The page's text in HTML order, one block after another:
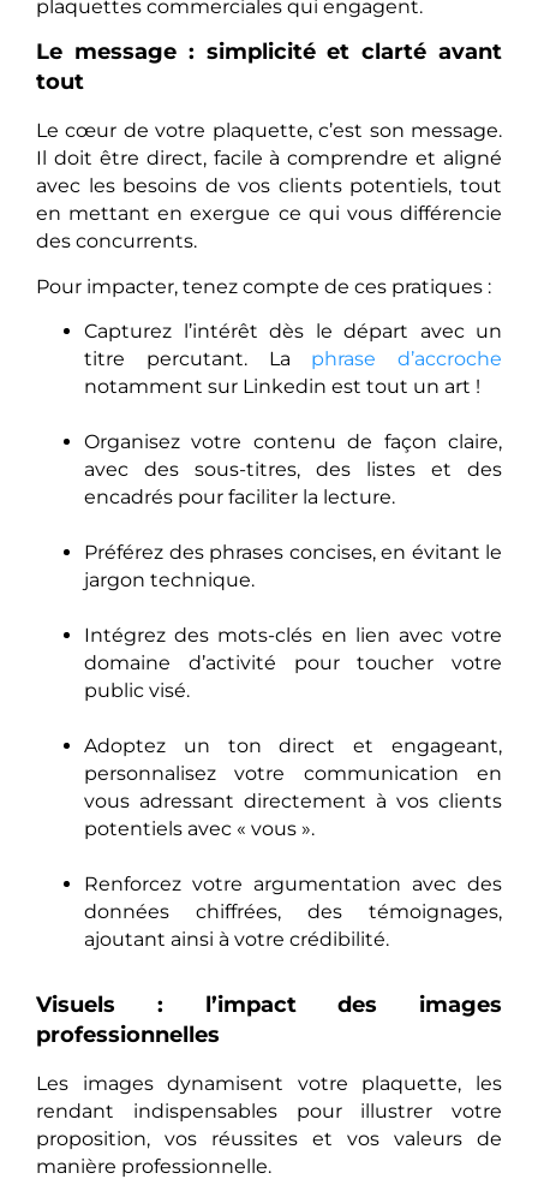
plaquettes commerciales qui engagent.
Le message : simplicité et clarté avant
tout
Le cœur de votre plaquette, c’est son message.
Il doit être direct, facile à comprendre et aligné
avec les besoins de vos clients potentiels, tout
en mettant en exergue ce qui vous différencie
des concurrents.
Pour impacter, tenez compte de ces pratiques :
Capturez l’intérêt dès le départ avec un
titre percutant. La phrase d’accroche
notamment sur Linkedin est tout un art !
Organisez votre contenu de façon claire,
avec des sous-titres, des listes et des
encadrés pour faciliter la lecture.
Préférez des phrases concises, en évitant le
jargon technique.
Intégrez des mots-clés en lien avec votre
domaine d’activité pour toucher votre
public visé.
Adoptez un ton direct et engageant,
personnalisez votre communication en
vous adressant directement à vos clients
potentiels avec « vous ».
Renforcez votre argumentation avec des
données chiffrées, des témoignages,
ajoutant ainsi à votre crédibilité.
Visuels : l’impact des images
professionnelles
Les images dynamisent votre plaquette, les
rendant indispensables pour illustrer votre
proposition, vos réussites et vos valeurs de
manière professionnelle.